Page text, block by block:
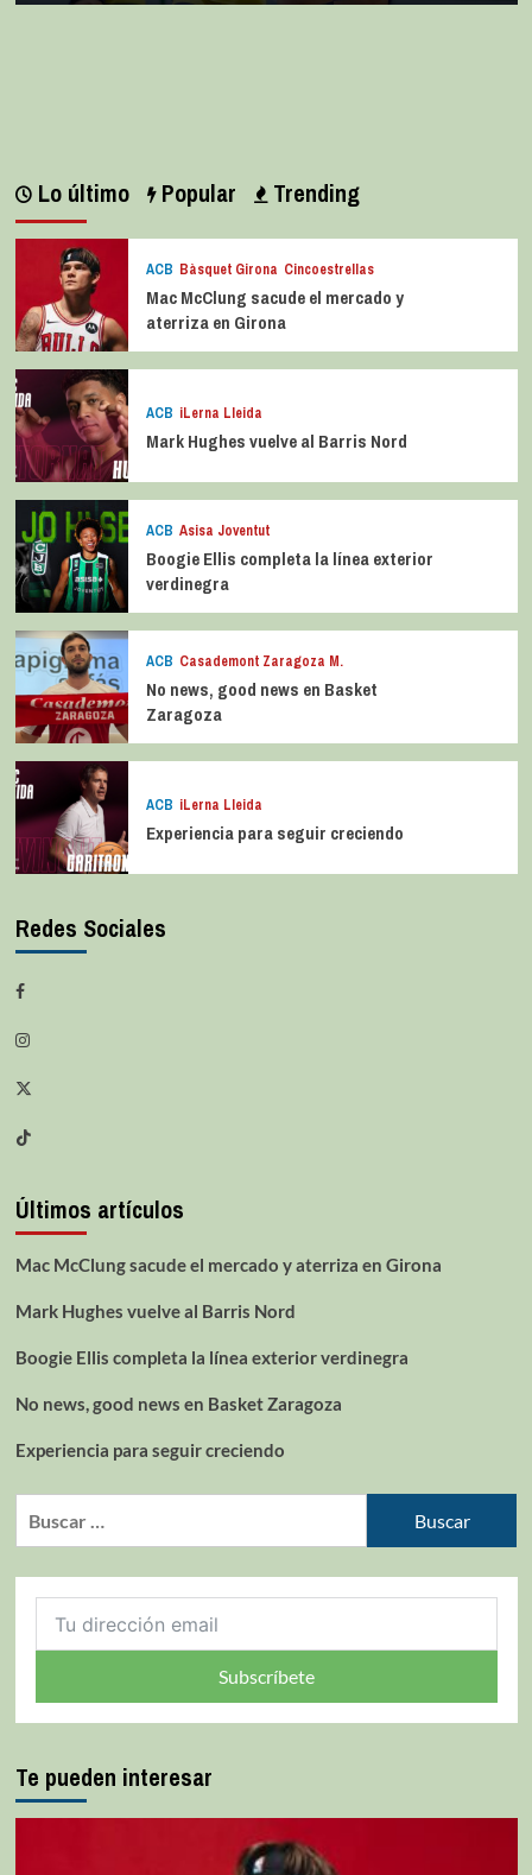
Lo último Popular Trending
ACB Bàsquet Girona Cincoestrellas
Mac McClung sacude el mercado y
aterriza en Girona
ACB iLerna Lleida
Mark Hughes vuelve al Barris Nord
ACB Asisa Joventut
Boogie Ellis completa la línea exterior
verdinegra
ACB Casademont Zaragoza M.
No news, good news en Basket
Zaragoza
ACB iLerna Lleida
Experiencia para seguir creciendo
Redes Sociales
Últimos artículos
Mac McClung sacude el mercado y aterriza en Girona
Mark Hughes vuelve al Barris Nord
Boogie Ellis completa la línea exterior verdinegra
No news, good news en Basket Zaragoza
Experiencia para seguir creciendo
Subscríbete
Te pueden interesar